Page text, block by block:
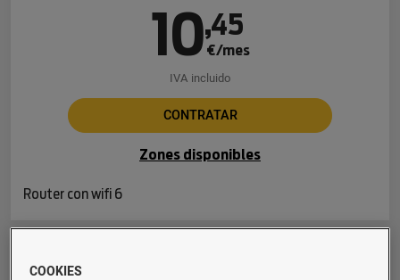
10,45
€/mes
IVA incluido
CONTRATAR
Zones disponibles
Router con wifi 6
COOKIES